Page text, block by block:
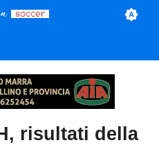
risultati della